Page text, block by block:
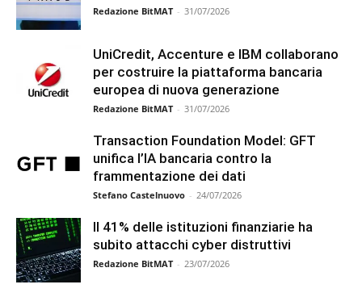
Redazione BitMAT - 31/07/2026
UniCredit, Accenture e IBM collaborano
per costruire la piattaforma bancaria
europea di nuova generazione
Redazione BitMAT - 31/07/2026
Transaction Foundation Model: GFT
unifica l’IA bancaria contro la
frammentazione dei dati
Stefano Castelnuovo - 24/07/2026
Il 41% delle istituzioni finanziarie ha
subito attacchi cyber distruttivi
Redazione BitMAT - 23/07/2026